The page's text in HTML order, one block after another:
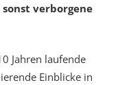
verborgene
Jahren laufende
Einblicke in